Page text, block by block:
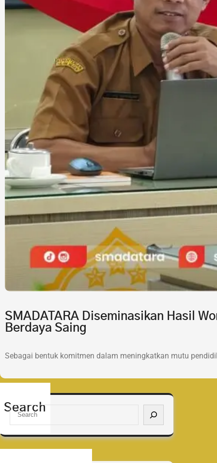
SMADATARA Diseminasikan Hasil
Berdaya Saing
Sebagai bentuk komitmen dalam meningkatkan mutu
Search
S
a